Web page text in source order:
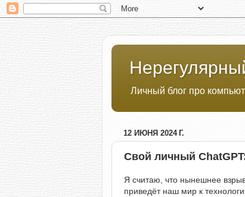
Личный блог про
12 ИЮНЯ 2024 Г.
Свой личный
Я считаю, что нынешнее
приведёт наш мир к